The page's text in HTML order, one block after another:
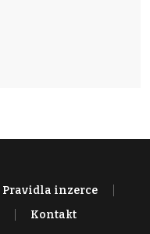
Pravidla inzerce
Kontakt